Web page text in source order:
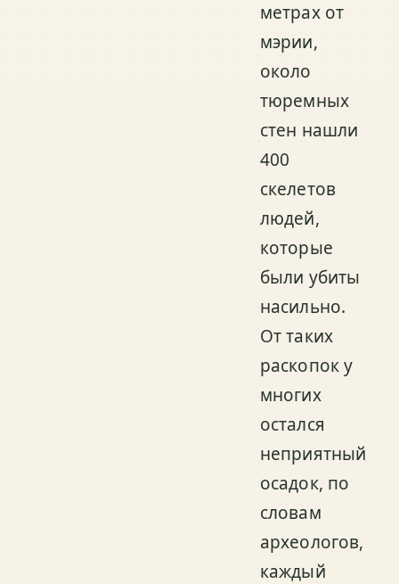
метрах от
мэрии,
около
тюремных
стен нашли
400
скелетов
людей,
которые
были убиты
насильно.
От таких
раскопок у
многих
остался
неприятный
осадок, по
словам
археологов,
каждый